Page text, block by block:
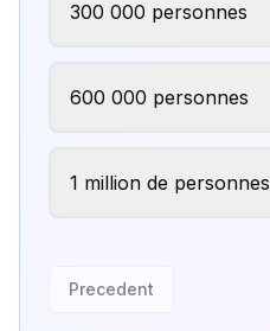
300 000 personnes
600 000 personnes
1 million de personnes
Precedent